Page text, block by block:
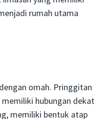
rumah utama
omah. Pringgitan
hubungan dekat
memiliki bentuk atap